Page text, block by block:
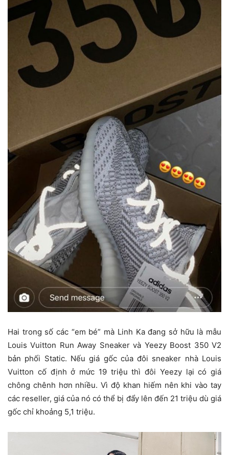
Hai trong số các “em bé” mà Linh Ka đang sở hữu là mẫu
Louis Vuitton Run Away Sneaker và Yeezy Boost 350 V2
bản phối Static. Nếu giá gốc của đôi sneaker nhà Louis
Vuitton cố định ở mức 19 triệu thì đôi Yeezy lại có giá
chông chênh hơn nhiều. Vì độ khan hiếm nên khi vào tay
các reseller, giá của nó có thể bị đẩy lên đến 21 triệu dù giá
gốc chỉ khoảng 5,1 triệu.